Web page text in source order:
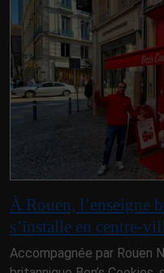
À Rouen, l’enseigne
s’installe en centre-
Accompagnée par Rouen